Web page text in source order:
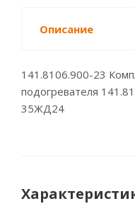
Описание
141.8106.900-23
подогревателя
35ЖД24